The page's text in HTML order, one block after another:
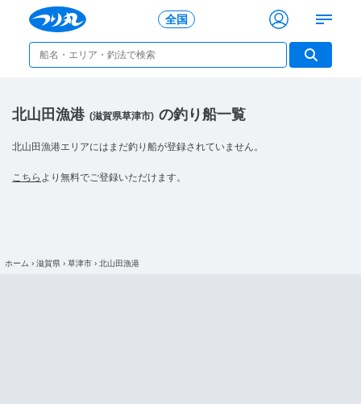
全国
北山田漁港 (滋賀県草津市) の釣り船一覧
北山田漁港エリアにはまだ釣り船が登録されていません。
こちら より無料でご登録いただけます。
ホーム › 滋賀県 › 草津市 › 北山田漁港